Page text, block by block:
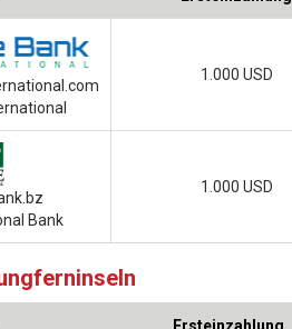
1.000 USD
Bank
1.000 USD